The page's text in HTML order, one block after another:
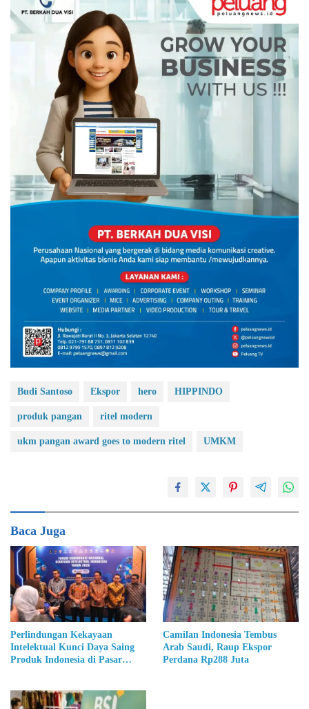
Budi Santoso Ekspor hero HIPPINDO
produk pangan ritel modern
ukm pangan award goes to modern ritel UMKM
Baca Juga
Perlindungan Kekayaan
Intelektual Kunci Daya Saing
Produk Indonesia di Pasar
Camilan Indonesia Tembus
Arab Saudi, Raup Ekspor
Perdana Rp288 Juta